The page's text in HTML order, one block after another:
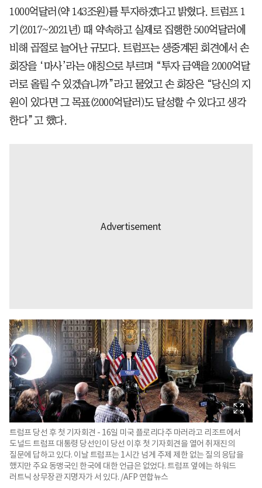
1000억달러(약 143조원)를 투자하겠다고 밝혔다. 트럼프 1
기(2017~2021년) 때 약속하고 실제로 집행한 500억달러에
비해 곱절로 늘어난 규모다. 트럼프는 생중계된 회견에서 손
회장을 ‘마사’라는 애칭으로 부르며 “투자 금액을 2000억달
러로 올릴 수 있겠습니까”라고 물었고 손 회장은 “당신의 지
원이 있다면 그 목표(2000억달러)도 달성할 수 있다고 생각
한다”고 했다.
트럼프 당선 후 첫 기자회견 - 16일 미국 플로리다주 마러라고 리조트에서
도널드 트럼프 대통령 당선인이 당선 이후 첫 기자회견을 열어 취재진의
질문에 답하고 있다. 이날 트럼프는 1시간 넘게 주제 제한 없는 질의 응답을
했지만 주요 동맹국인 한국에 대한 언급은 없었다. 트럼프 옆에는 하워드
러트닉 상무장관 지명자가 서 있다. /AFP 연합뉴스